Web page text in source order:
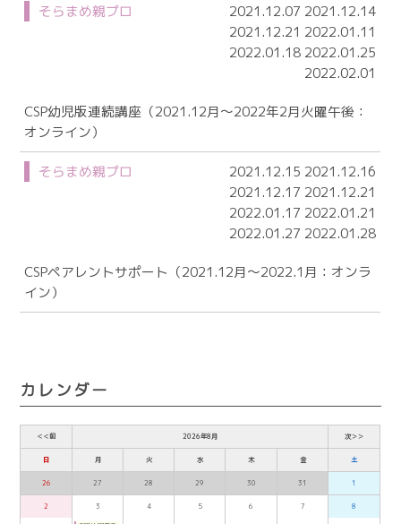
2021.12.07 2021.12.14
2021.12.21 2022.01.11
2022.01.18 2022.01.25
2022.02.01
そらまめ親プロ
CSP幼児版連続講座（2021.12月～2022年2月火曜午後：
オンライン）
2021.12.15 2021.12.16
2021.12.17 2021.12.21
2022.01.17 2022.01.21
2022.01.27 2022.01.28
そらまめ親プロ
CSPペアレントサポート（2021.12月～2022.1月：オンラ
イン）
カレンダー
＜＜前 2026年8月 次＞＞
日 月 火 水 木 金 土
26 27 28 29 30 31 1
2 3 4 5 6 7 8